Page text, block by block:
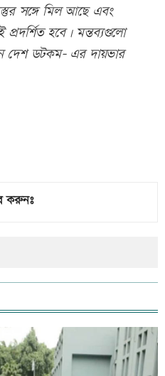
সঙ্গে মিল আছে এবং
হবে। মন্তব্যগুলো
দেশ ডটকম- এর দায়ভার
করুনঃ